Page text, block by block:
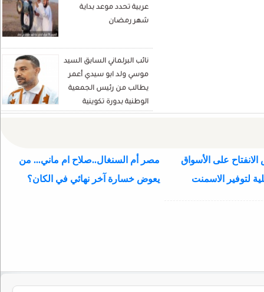
politique
عربية تحدد موعد بداية
شهر رمضان
نائب البرلماني السابق السيد
موسي ولد ابو سيدي أعمر
يطالب من رئيس الجمعية
الوطنية بدورة تكوينية
للنواب الجديد
على الأسواق
لتوفير الاسمنت
مصر أم السنغال..صلاح ام ماني... من
يعوض خسارة آخر نهائي في الكان؟